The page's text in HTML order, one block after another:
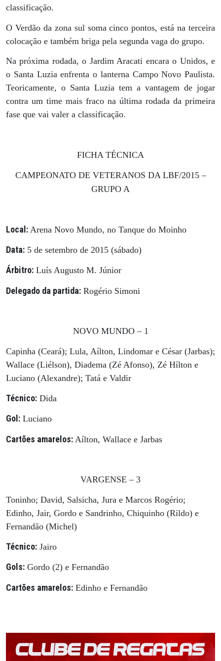
classificação.
O Verdão da zona sul soma cinco pontos, está na terceira
colocação e também briga pela segunda vaga do grupo.
Na próxima rodada, o Jardim Aracati encara o Unidos, e
o Santa Luzia enfrenta o lanterna Campo Novo Paulista.
Teoricamente, o Santa Luzia tem a vantagem de jogar
contra um time mais fraco na última rodada da primeira
fase que vai valer a classificação.
FICHA TÉCNICA
CAMPEONATO DE VETERANOS DA LBF/2015 –
GRUPO A
Local: Arena Novo Mundo, no Tanque do Moinho
Data: 5 de setembro de 2015 (sábado)
Árbitro: Luís Augusto M. Júnior
Delegado da partida: Rogério Simoni
NOVO MUNDO – 1
Capinha (Ceará); Lula, Aílton, Lindomar e César (Jarbas);
Wallace (Liélson), Diadema (Zé Afonso), Zé Hílton e
Luciano (Alexandre); Tatá e Valdir
Técnico: Dida
Gol: Luciano
Cartões amarelos: Aílton, Wallace e Jarbas
VARGENSE – 3
Toninho; David, Salsicha, Jura e Marcos Rogério;
Edinho, Jair, Gordo e Sandrinho, Chiquinho (Rildo) e
Fernandão (Michel)
Técnico: Jairo
Gols: Gordo (2) e Fernandão
Cartões amarelos: Edinho e Fernandão